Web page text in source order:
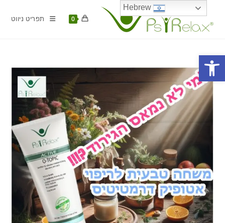
פתח סרגל נגישות
content
0 תפריט ניווט
Hebrew